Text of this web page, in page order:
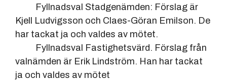
Fyllnadsval Stadgenämden: Förslag är
Kjell Ludvigsson och Claes-Göran Emilson. De
har tackat ja och valdes av mötet.
Fyllnadsval Fastighetsvärd. Förslag från
valnämden är Erik Lindström. Han har tackat
ja och valdes av mötet